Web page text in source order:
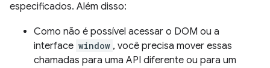
especificados. Além disso:
Como não é possível acessar o DOM ou a
interface window , você precisa mover essas
chamadas para uma API diferente ou para um